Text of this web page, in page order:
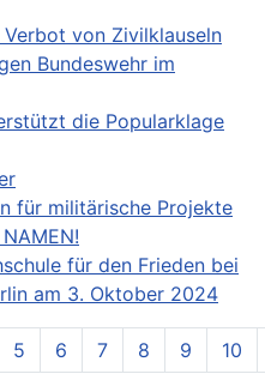
von Zivilklauseln
Bundeswehr im
die Popularklage
für militärische Projekte
für den Frieden bei
am 3. Oktober 2024
Seite 1 von 18
5 6 7 8 9 10